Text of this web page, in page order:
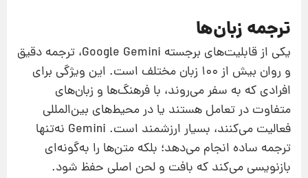
ترجمه زبان‌ها
یکی از قابلیت‌های برجسته Google Gemini، ترجمه دقیق
و روان بیش از ۱۰۰ زبان مختلف است. این ویژگی برای
افرادی که به سفر می‌روند، با فرهنگ‌ها و زبان‌های
متفاوت در تعامل هستند یا در محیط‌های بین‌المللی
فعالیت می‌کنند، بسیار ارزشمند است. Gemini نه‌تنها
ترجمه ساده انجام می‌دهد؛ بلکه متن‌ها را به‌گونه‌ای
بازنویسی می‌کند که بافت و لحن اصلی حفظ شود.